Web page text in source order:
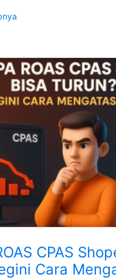
CPAS
Cara